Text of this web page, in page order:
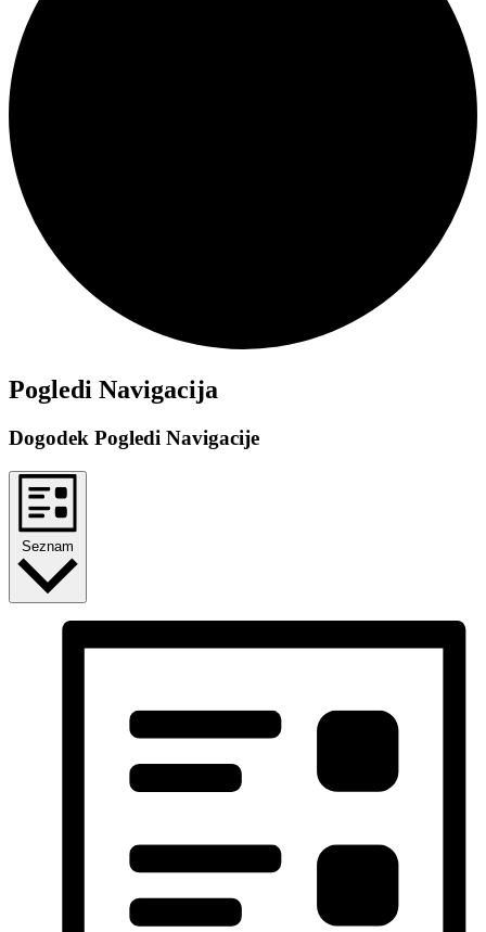
Dogodki
Pogledi Navigacija
Dogodek Pogledi Navigacije
Seznam